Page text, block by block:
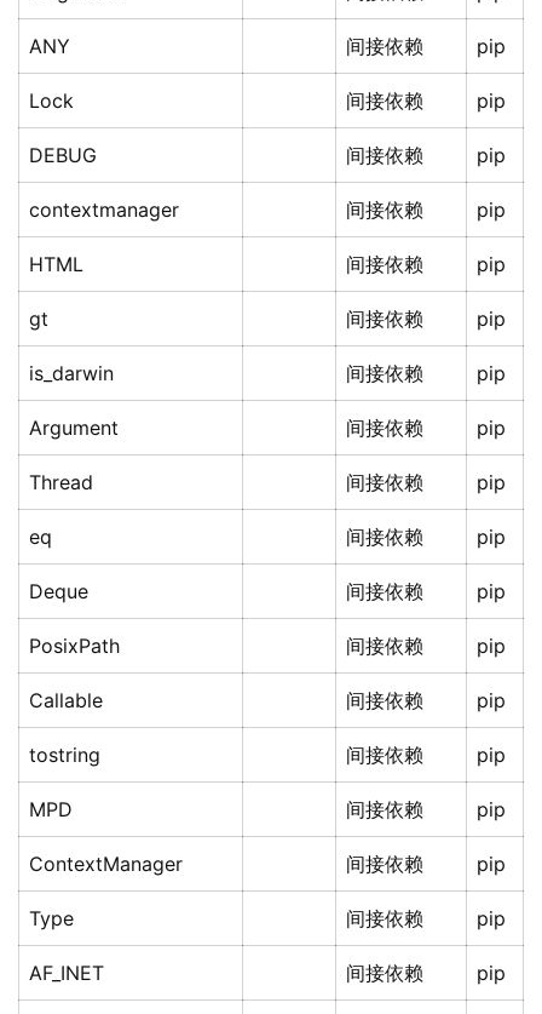
ANY 间接依赖 pip
Lock 间接依赖 pip
DEBUG 间接依赖 pip
contextmanager 间接依赖 pip
HTML 间接依赖 pip
gt 间接依赖 pip
is_darwin 间接依赖 pip
Argument 间接依赖 pip
Thread 间接依赖 pip
eq 间接依赖 pip
Deque 间接依赖 pip
PosixPath 间接依赖 pip
Callable 间接依赖 pip
tostring 间接依赖 pip
MPD 间接依赖 pip
ContextManager 间接依赖 pip
Type 间接依赖 pip
AF_INET 间接依赖 pip